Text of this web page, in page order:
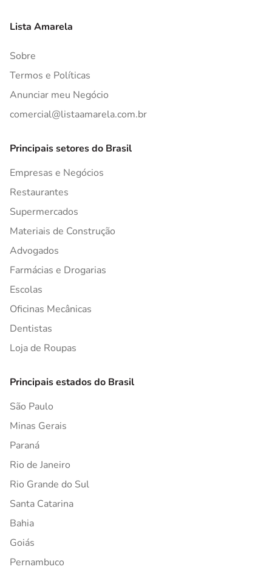
Lista Amarela
Sobre
Termos e Políticas
Anunciar meu Negócio
comercial@listaamarela.com.br
Principais setores do Brasil
Empresas e Negócios
Restaurantes
Supermercados
Materiais de Construção
Advogados
Farmácias e Drogarias
Escolas
Oficinas Mecânicas
Dentistas
Loja de Roupas
Principais estados do Brasil
São Paulo
Minas Gerais
Paraná
Rio de Janeiro
Rio Grande do Sul
Santa Catarina
Bahia
Goiás
Pernambuco